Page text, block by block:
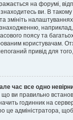
на форумі,
ви. В такому
змініть
поясу та
користувачам.
привід для
час все одно
ви правильно
годинник на
це адміністратора,